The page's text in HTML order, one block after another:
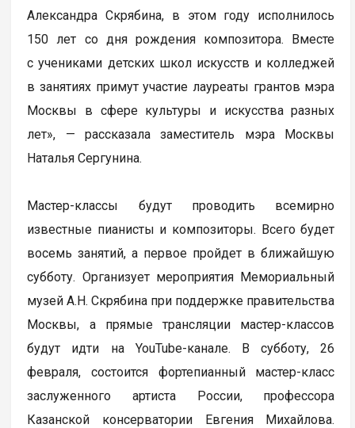
Александра Скрябина, в этом году исполнилось
150 лет со дня рождения композитора. Вместе
с учениками детских школ искусств и колледжей
в занятиях примут участие лауреаты грантов мэра
Москвы в сфере культуры и искусства разных
лет», — рассказала заместитель мэра Москвы
Наталья Сергунина.
Мастер-классы будут проводить всемирно
известные пианисты и композиторы. Всего будет
восемь занятий, а первое пройдет в ближайшую
субботу. Организует мероприятия Мемориальный
музей А.Н. Скрябина при поддержке правительства
Москвы, а прямые трансляции мастер-классов
будут идти на YouTube-канале. В субботу, 26
февраля, состоится фортепианный мастер-класс
заслуженного артиста России, профессора
Казанской консерватории Евгения Михайлова.